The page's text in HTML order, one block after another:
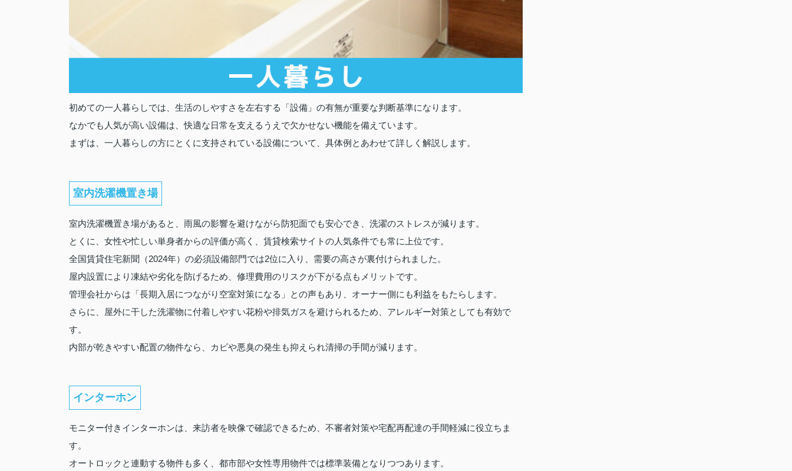
初めての一人暮らしでは、生活のしやすさを左右する「設備」の有無が重要な判断基準になります。
なかでも人気が高い設備は、快適な日常を支えるうえで欠かせない機能を備えています。
まずは、一人暮らしの方にとくに支持されている設備について、具体例とあわせて詳しく解説します。
室内洗濯機置き場
室内洗濯機置き場があると、雨風の影響を避けながら防犯面でも安心でき、洗濯のストレスが減ります。
とくに、女性や忙しい単身者からの評価が高く、賃貸検索サイトの人気条件でも常に上位です。
全国賃貸住宅新聞（2024年）の必須設備部門では2位に入り、需要の高さが裏付けられました。
屋内設置により凍結や劣化を防げるため、修理費用のリスクが下がる点もメリットです。
管理会社からは「長期入居につながり空室対策になる」との声もあり、オーナー側にも利益をもたらします。
さらに、屋外に干した洗濯物に付着しやすい花粉や排気ガスを避けられるため、アレルギー対策としても有効で
す。
内部が乾きやすい配置の物件なら、カビや悪臭の発生も抑えられ清掃の手間が減ります。
インターホン
モニター付きインターホンは、来訪者を映像で確認できるため、不審者対策や宅配再配達の手間軽減に役立ちま
す。
オートロックと連動する物件も多く、都市部や女性専用物件では標準装備となりつつあります。